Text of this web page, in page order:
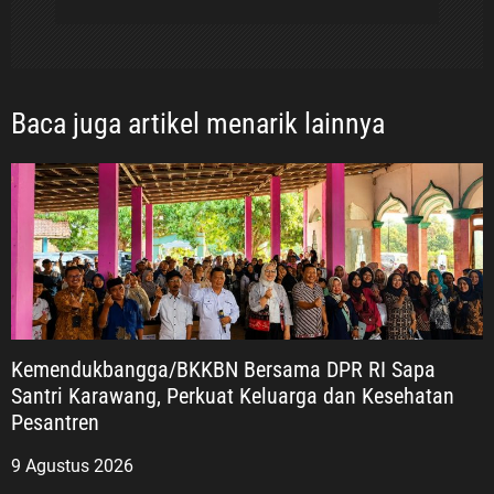
Baca juga artikel menarik lainnya
Kemendukbangga/BKKBN Bersama DPR RI Sapa
Santri Karawang, Perkuat Keluarga dan Kesehatan
Pesantren
9 Agustus 2026